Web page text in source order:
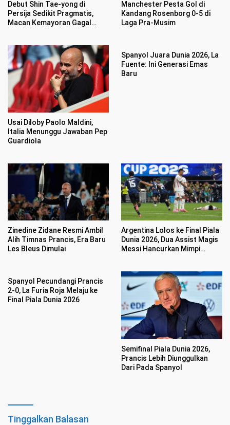
Debut Shin Tae-yong di
Persija Sedikit Pragmatis,
Macan Kemayoran Gagal
Manchester Pesta Gol di
Kandang Rosenborg 0-5 di
Laga Pra-Musim
Usai Diloby Paolo Maldini,
Italia Menunggu Jawaban Pep
Guardiola
Spanyol Juara Dunia 2026, La
Fuente: Ini Generasi Emas
Baru
Zinedine Zidane Resmi Ambil
Alih Timnas Prancis, Era Baru
Les Bleus Dimulai
Argentina Lolos ke Final Piala
Dunia 2026, Dua Assist Magis
Messi Hancurkan Mimpi
Spanyol Pecundangi Prancis
2-0, La Furia Roja Melaju ke
Final Piala Dunia 2026
Semifinal Piala Dunia 2026,
Prancis Lebih Diunggulkan
Dari Pada Spanyol
Tinggalkan Balasan